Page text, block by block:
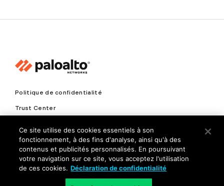
Politique de confidentialité
Trust Center
Documents
Copyright © 2026 Palo Alto Networks. Tous droits réservés
Ce site utilise des cookies essentiels à son
fonctionnement, à des fins d'analyse, ainsi qu'à des
contenus et publicités personnalisés. En poursuivant
votre navigation sur ce site, vous acceptez l'utilisation
de ces cookies. Déclaration de confidentialité